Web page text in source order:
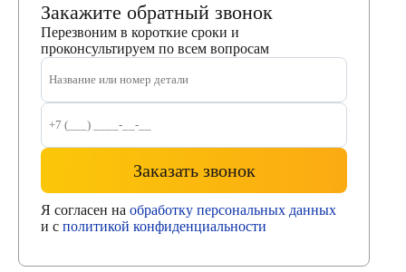
Закажите обратный звонок
Перезвоним в короткие сроки и
проконсультируем по всем вопросам
Заказать звонок
Я согласен на обработку персональных данных
и с политикой конфиденциальности